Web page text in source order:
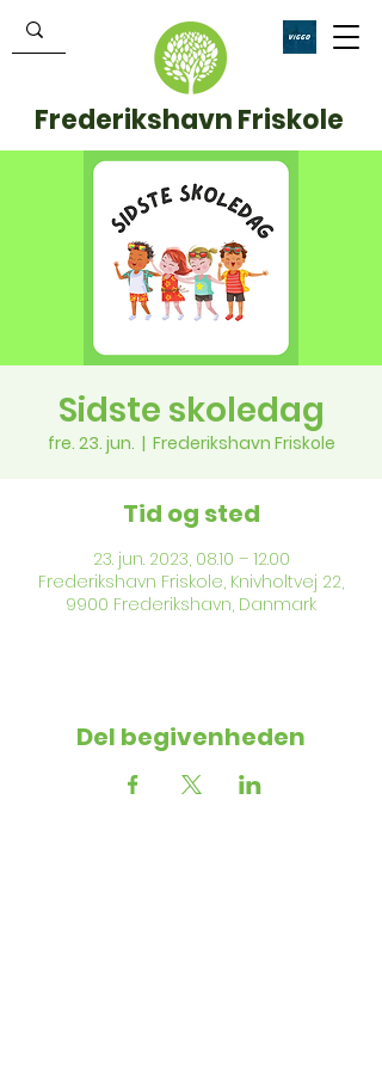
Frederikshavn Friskole
Sidste skoledag
fre. 23. jun.
  |
Frederikshavn Friskole
Tid og sted
23. jun. 2023, 08.10 – 12.00
Frederikshavn Friskole, Knivholtvej 22,
9900 Frederikshavn, Danmark
Del begivenheden